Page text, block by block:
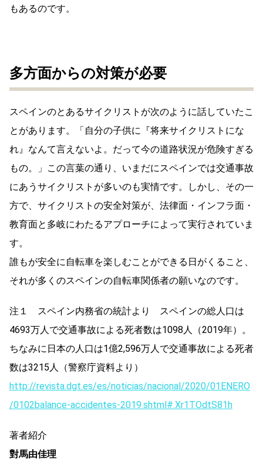
もあるのです。
多方面からの対策が必要
スペインのとあるサイクリストが次のように話していたこ
とがあります。「自分の子供に『将来サイクリストにな
れ』なんて言えないよ。だって今の道路状況が危険すぎる
もの。」この言葉の通り、いまだにスペインでは交通事故
にあうサイクリストが多いのも実情です。しかし、その一
方で、サイクリストの安全対策が、法律面・インフラ面・
教育面と多岐にわたるアプローチによって実行されていま
す。
誰もが安全に自転車を楽しむことができる日がくること、
それが多くのスペインの自転車関係者の願いなのです。
注１ スペイン内務省の統計より スペインの総人口は
4693万人で交通事故による死者数は1098人（2019年）。
ちなみに日本の人口は1億2,596万人で交通事故による死者
数は3215人（警察庁資料より）
http://revista.dgt.es/es/noticias/nacional/2020/01ENERO
/0102balance-accidentes-2019.shtml#.Xr1TOdtS81h
著者紹介
對馬由佳理